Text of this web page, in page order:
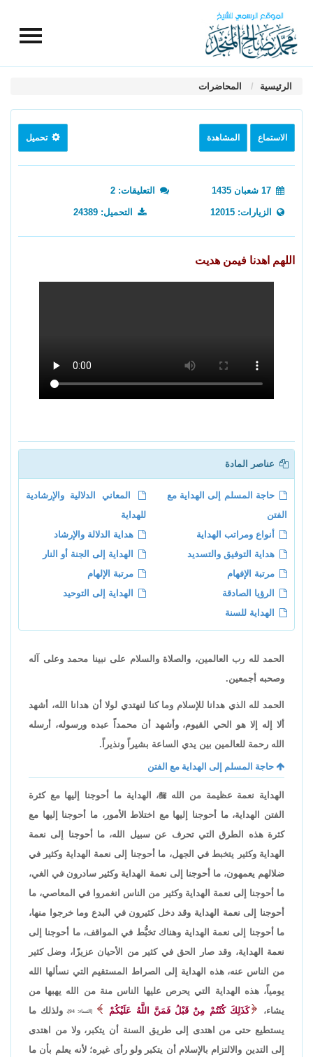
الرئيسية المحاضرات
الاستماع المشاهدة تحميل
التعليقات: 2
الزيارات: 12015 التحميل: 24389
اللهم اهدنا فيمن هديت
عناصر المادة
حاجة المسلم إلى الهداية مع
الفتن
المعاني الدلالية والإرشادية
للهداية
أنواع ومراتب الهداية
هداية الدلالة والإرشاد
هداية التوفيق والتسديد
الهداية إلى الجنة أو النار
مرتبة الإفهام
مرتبة الإلهام
الرؤيا الصادقة
الهداية إلى التوحيد
الهداية للسنة
الحمد لله رب العالمين، والصلاة والسلام على نبينا محمد وعلى آله
وصحبه أجمعين.
الحمد لله الذي هدانا للإسلام وما كنا لنهتدي لولا أن هدانا الله، أشهد
ألا إله إلا هو الحي القيوم، وأشهد أن محمداً عبده ورسوله، أرسله
الله رحمة للعالمين بين يدي الساعة بشيراً ونذيراً.
حاجة المسلم إلى الهداية مع الفتن
الهداية نعمة عظيمة من الله، الهداية ما أحوجنا إليها مع كثرة
الفتن الهداية، ما أحوجنا إليها مع اختلاط الأمور، ما أحوجنا إليها مع
كثرة هذه الطرق التي تحرف عن سبيل الله، ما أحوجنا إلى نعمة
الهداية وكثير يتخبط في الجهل، ما أحوجنا إلى نعمة الهداية وكثير في
ضلالهم يعمهون، ما أحوجنا إلى نعمة الهداية وكثير سادرون في الغي،
ما أحوجنا إلى نعمة الهداية وكثير من الناس انغمروا في المعاصي، ما
أحوجنا إلى نعمة الهداية وقد دخل كثيرون في البدع وما خرجوا منها،
ما أحوجنا إلى نعمة الهداية وهناك تخبُّط في المواقف، ما أحوجنا إلى
نعمة الهداية، وقد صار الحق في كثير من الأحيان عزيزًا، وضل كثير
من الناس عنه، هذه الهداية إلى الصراط المستقيم التي نسألها الله
يومياً، هذه الهداية التي يحرص عليها الناس منة من الله يهبها من
يشاء،
كَذَلِكَ كُنْتُمْ مِنْ قَبْلُ فَمَنَّ اللَّهُ عَلَيْكُمْ [النساء: 94]،
ولذلك ما
يستطيع حتى من اهتدى إلى طريق السنة أن يتكبر، ولا من اهتدى
إلى التدين والالتزام بالإسلام أن يتكبر ولو رأى غيره؛ لأنه يعلم بأن ما